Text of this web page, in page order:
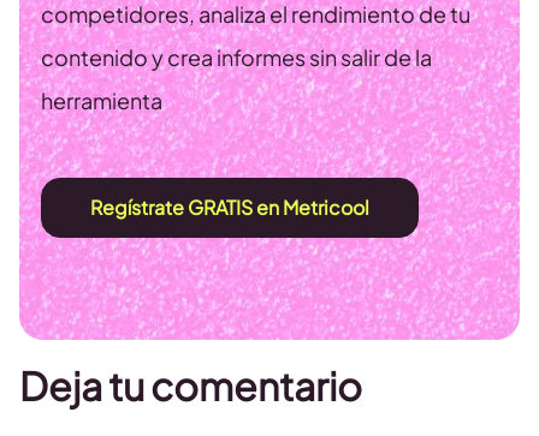
competidores, analiza el rendimiento de tu
contenido y crea informes sin salir de la
herramienta
Regístrate GRATIS en Metricool
Deja tu comentario